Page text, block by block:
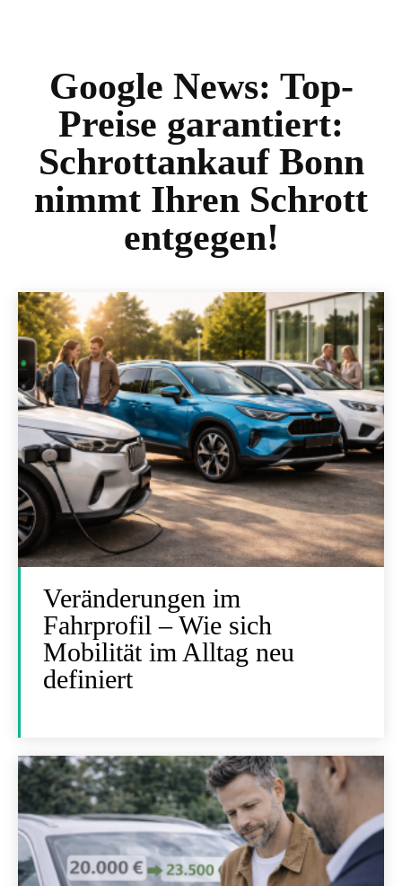
Google News: Top-
Preise garantiert:
Schrottankauf Bonn
nimmt Ihren Schrott
entgegen!
Veränderungen im
Fahrprofil – Wie sich
Mobilität im Alltag neu
definiert